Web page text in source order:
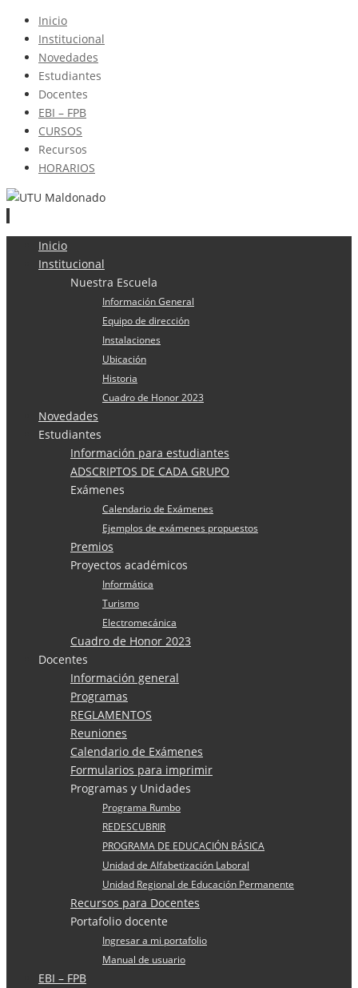
Inicio
Institucional
Novedades
Estudiantes
Docentes
EBI – FPB
CURSOS
Recursos
HORARIOS
Inicio
Institucional
Nuestra Escuela
Información General
Equipo de dirección
Instalaciones
Ubicación
Historia
Cuadro de Honor 2023
Novedades
Estudiantes
Información para estudiantes
ADSCRIPTOS DE CADA GRUPO
Exámenes
Calendario de Exámenes
Ejemplos de exámenes propuestos
Premios
Proyectos académicos
Informática
Turismo
Electromecánica
Cuadro de Honor 2023
Docentes
Información general
Programas
REGLAMENTOS
Reuniones
Calendario de Exámenes
Formularios para imprimir
Programas y Unidades
Programa Rumbo
REDESCUBRIR
PROGRAMA DE EDUCACIÓN BÁSICA
Unidad de Alfabetización Laboral
Unidad Regional de Educación Permanente
Recursos para Docentes
Portafolio docente
Ingresar a mi portafolio
Manual de usuario
EBI – FPB